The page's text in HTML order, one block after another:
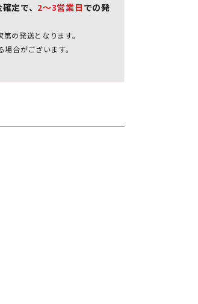
定で、 2～3営業日 での発
の発送となります。
合がございます。